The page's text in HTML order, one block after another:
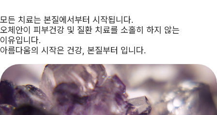
모든 치료는 본질에서부터 시작됩니다.
오체안이 피부건강 및 질환 치료를 소홀히 하지 않는
이유입니다.
아름다움의 시작은 건강, 본질부터 입니다.